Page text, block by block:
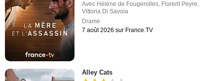
Avec Hélène de Fougerolles, Florent Peyre,
Vittoria Di Savoia
Drame
7 août 2026 sur France.TV
Alley Cats